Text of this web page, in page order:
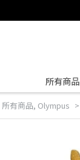
所有商品
所有商品, Olympus